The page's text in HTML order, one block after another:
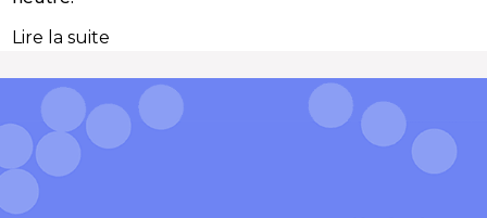
Lire la suite